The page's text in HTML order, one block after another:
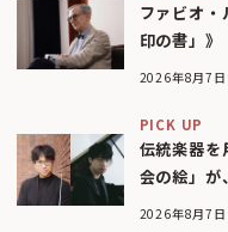
ファビオ
印の書」》
2026年8月7日
PICK UP
伝統楽器を
会の絵」が
2026年8月7日